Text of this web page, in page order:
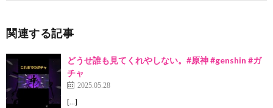
関連する記事
どうせ誰も見てくれやしない。#原神 #genshin #ガ
チャ
2025.05.28
[…]